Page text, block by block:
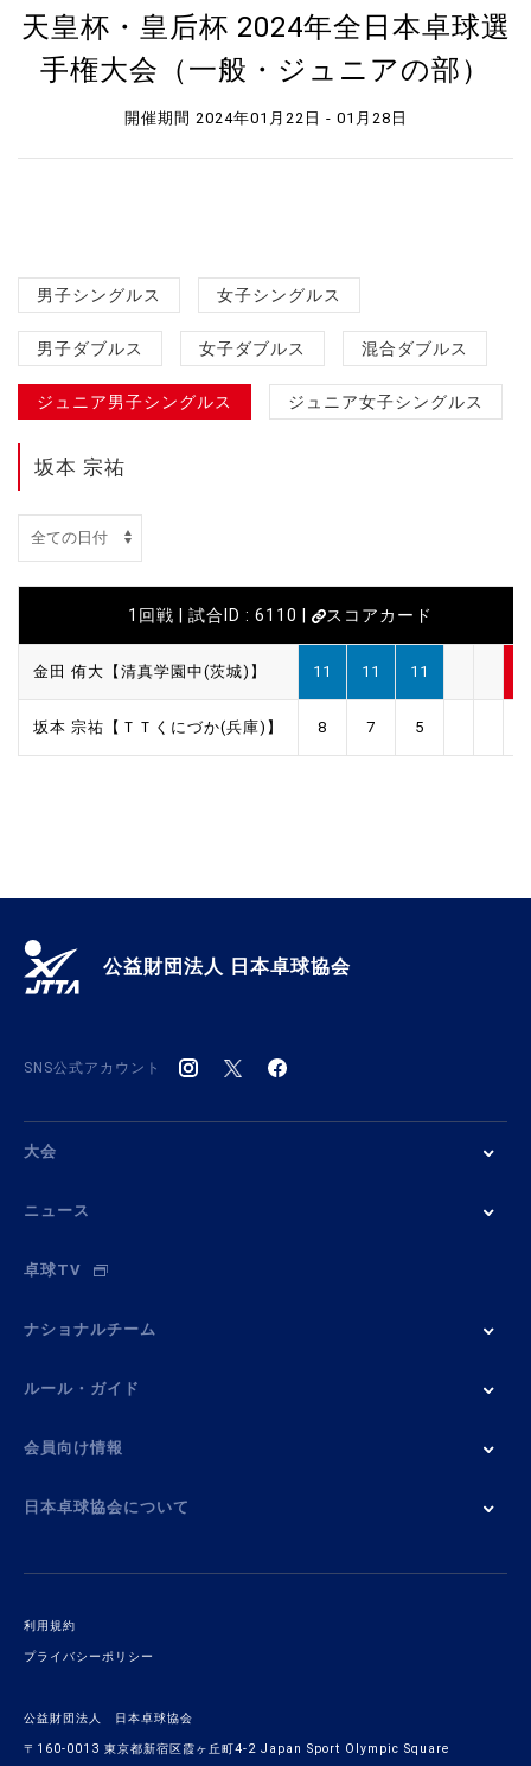
天皇杯・皇后杯 2024年全日本卓球選
手権大会（一般・ジュニアの部）
開催期間 2024年01月22日 - 01月28日
男子シングルス 女子シングルス
男子ダブルス 女子ダブルス 混合ダブルス
ジュニア男子シングルス ジュニア女子シングルス
坂本 宗祐
1回戦 | 試合ID : 6110 | スコアカード
金田 侑大【清真学園中(茨城)】 11 11 11
坂本 宗祐【ＴＴくにづか(兵庫)】 8 7 5
公益財団法人 日本卓球協会
SNS公式アカウント
大会
ニュース
卓球TV
ナショナルチーム
ルール・ガイド
会員向け情報
日本卓球協会について
利用規約
プライバシーポリシー
公益財団法人 日本卓球協会
〒160-0013 東京都新宿区霞ヶ丘町4-2 Japan Sport Olympic Square